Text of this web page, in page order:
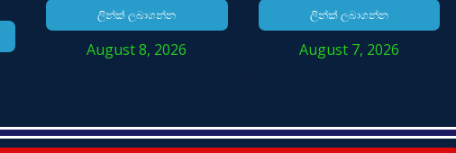
ලින්ක් ලබාගන්න
August 8, 2026
ලින්ක් ලබාගන්න
August 7, 2026